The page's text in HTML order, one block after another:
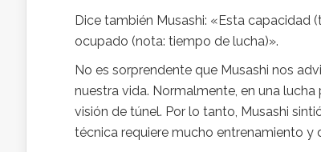
Dice también Musashi: «Esta capacidad
ocupado (nota: tiempo de lucha)».
No es sorprendente que Musashi nos
nuestra vida. Normalmente, en una
visión de túnel. Por lo tanto, Musashi
técnica requiere mucho entrenamiento y